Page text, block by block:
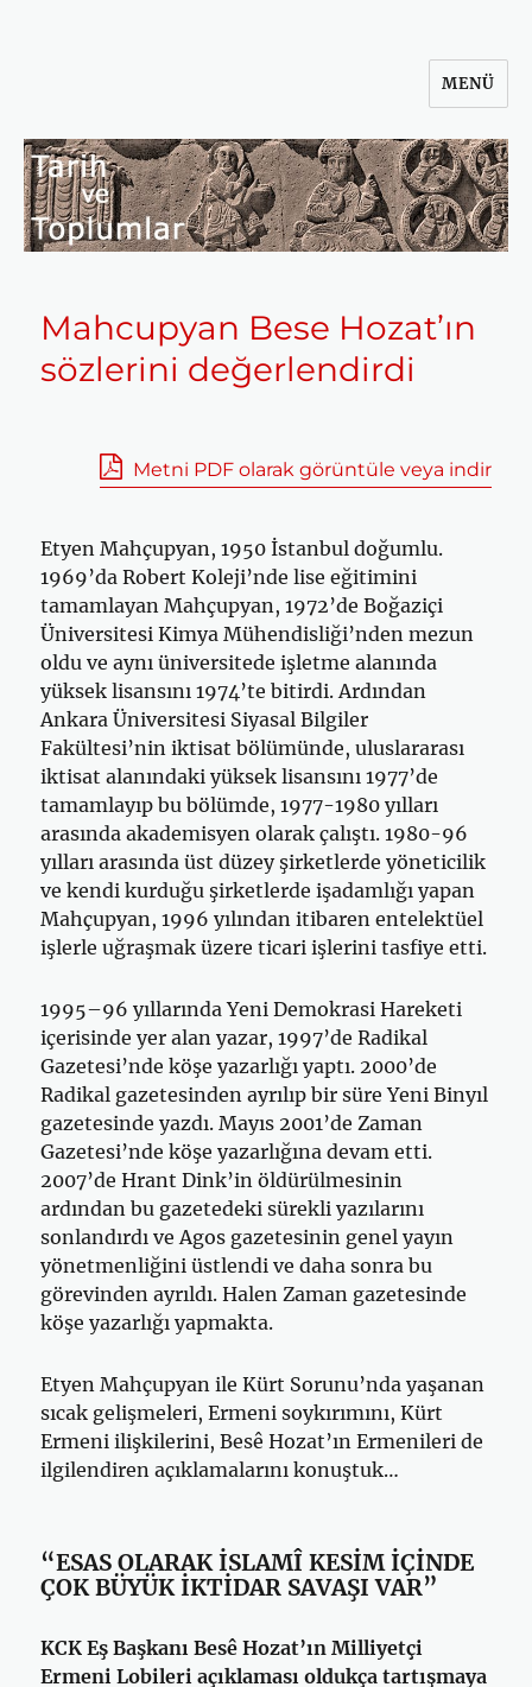
MENÜ
Mahcupyan Bese Hozat’ın
sözlerini değerlendirdi
Metni PDF olarak görüntüle veya indir
Etyen Mahçupyan, 1950 İstanbul doğumlu.
1969’da Robert Koleji’nde lise eğitimini
tamamlayan Mahçupyan, 1972’de Boğaziçi
Üniversitesi Kimya Mühendisliği’nden mezun
oldu ve aynı üniversitede işletme alanında
yüksek lisansını 1974’te bitirdi. Ardından
Ankara Üniversitesi Siyasal Bilgiler
Fakültesi’nin iktisat bölümünde, uluslararası
iktisat alanındaki yüksek lisansını 1977’de
tamamlayıp bu bölümde, 1977-1980 yılları
arasında akademisyen olarak çalıştı. 1980-96
yılları arasında üst düzey şirketlerde yöneticilik
ve kendi kurduğu şirketlerde işadamlığı yapan
Mahçupyan, 1996 yılından itibaren entelektüel
işlerle uğraşmak üzere ticari işlerini tasfiye etti.
1995–96 yıllarında Yeni Demokrasi Hareketi
içerisinde yer alan yazar, 1997’de Radikal
Gazetesi’nde köşe yazarlığı yaptı. 2000’de
Radikal gazetesinden ayrılıp bir süre Yeni Binyıl
gazetesinde yazdı. Mayıs 2001’de Zaman
Gazetesi’nde köşe yazarlığına devam etti.
2007’de Hrant Dink’in öldürülmesinin
ardından bu gazetedeki sürekli yazılarını
sonlandırdı ve Agos gazetesinin genel yayın
yönetmenliğini üstlendi ve daha sonra bu
görevinden ayrıldı. Halen Zaman gazetesinde
köşe yazarlığı yapmakta.
Etyen Mahçupyan ile Kürt Sorunu’nda yaşanan
sıcak gelişmeleri, Ermeni soykırımını, Kürt
Ermeni ilişkilerini, Besê Hozat’ın Ermenileri de
ilgilendiren açıklamalarını konuştuk…
“ESAS OLARAK İSLAMÎ KESİM İÇİNDE
ÇOK BÜYÜK İKTİDAR SAVAŞI VAR”
KCK Eş Başkanı Besê Hozat’ın Milliyetçi
Ermeni Lobileri açıklaması oldukça tartışmaya